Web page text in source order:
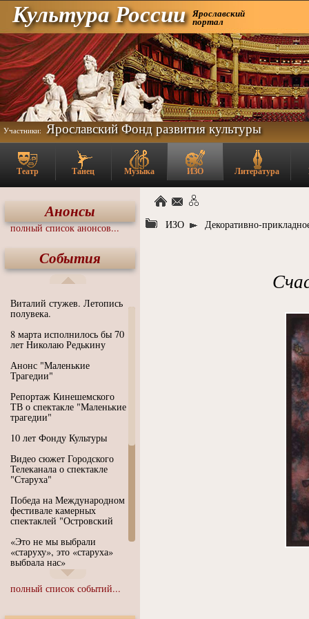
Культура России Ярославский
портал
Участники: Ярославский Фонд развития культуры
Театр Танец Музыка ИЗО Литература
Анонсы
полный список анонсов...
События
Виталий стужев. Летопись
полувека.
8 марта исполнилось бы 70
лет Николаю Редькину
Анонс "Маленькие
Трагедии"
Репортаж Кинешемского
ТВ о спектакле "Маленькие
трагедии"
10 лет Фонду Культуры
Видео сюжет Городского
Телеканала о спектакле
"Старуха"
Победа на Международном
фестивале камерных
спектаклей "Островский
«Это не мы выбрали
«старуху», это «старуха»
выбрала нас»
Иммерсивный спектакль
"Язык чистого полета
полный список событий...
ИЗО Декоративно-